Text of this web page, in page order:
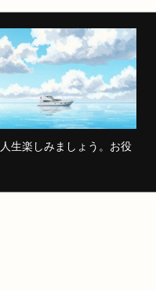
生楽しみましょう。お役